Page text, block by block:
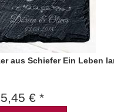
aus Schiefer Ein Leben
5,45 € *